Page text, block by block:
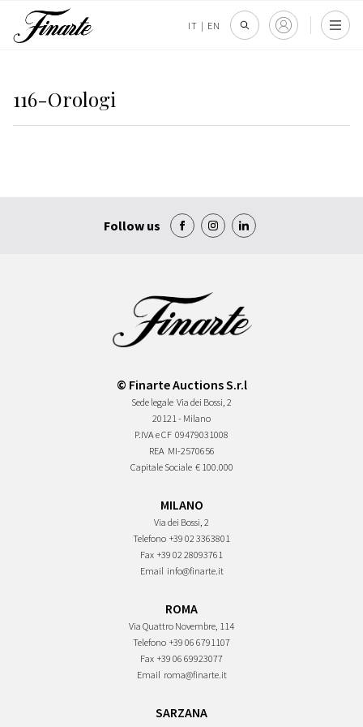
IT | EN
116-Orologi
Follow us
© Finarte Auctions S.r.l
Sede legale Via dei Bossi, 2
20121 - Milano
P.IVA e CF 09479031008
REA MI-2570656
Capitale Sociale € 100.000
MILANO
Via dei Bossi, 2
Telefono +39 02 3363801
Fax +39 02 28093761
Email info@finarte.it
ROMA
Via Quattro Novembre, 114
Telefono +39 06 6791107
Fax +39 06 69923077
Email roma@finarte.it
SARZANA